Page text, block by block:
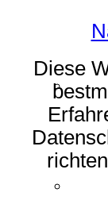
Diese